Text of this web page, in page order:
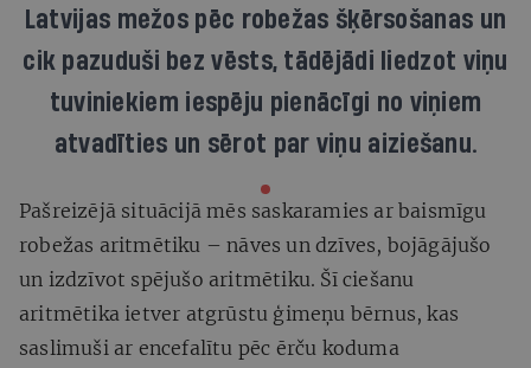
Latvijas mežos pēc robežas šķērsošanas un
cik pazuduši bez vēsts, tādējādi liedzot viņu
tuviniekiem iespēju pienācīgi no viņiem
atvadīties un sērot par viņu aiziešanu.
Pašreizējā situācijā mēs saskaramies ar baismīgu
robežas aritmētiku – nāves un dzīves, bojāgājušo
un izdzīvot spējušo aritmētiku. Šī ciešanu
aritmētika ietver atgrūstu ģimeņu bērnus, kas
saslimuši ar encefalītu pēc ērču koduma